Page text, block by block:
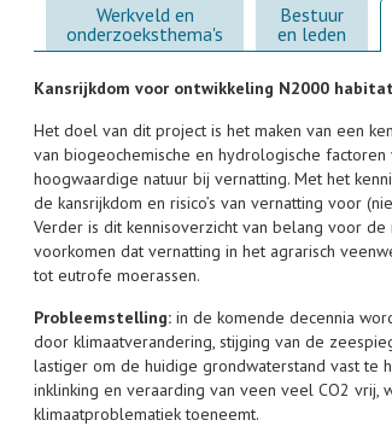
Werkveld en
onderzoeksthema's
Bestuur
en leden
Kansrijkdom voor ontwikkeling N2000
Het doel van dit project is het maken van een
van biogeochemische en hydrologische
hoogwaardige natuur bij vernatting. Met het
de kansrijkdom en risico’s van vernatting voor
Verder is dit kennisoverzicht van belang voor de
voorkomen dat vernatting in het agrarisch
tot eutrofe moerassen.
Probleemstelling: in de komende decennia
door klimaatverandering, stijging van de
lastiger om de huidige grondwaterstand vast te
inklinking en veraarding van veen veel CO2 vrij,
klimaatproblematiek toeneemt.